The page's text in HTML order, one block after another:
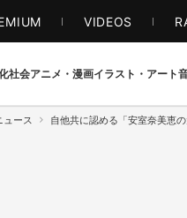
VIDEOS
社会アニメ・漫画イラスト・アート
ュース 自他共に認める「安室奈美恵